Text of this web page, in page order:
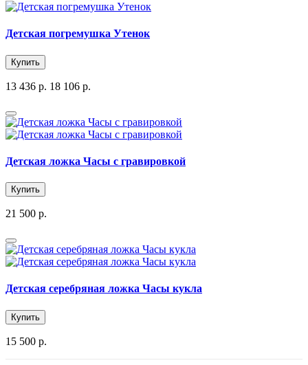
Детская погремушка Утенок
Купить
13 436 р. 18 106 р.
Детская ложка Часы с гравировкой
Купить
21 500 р.
Детская серебряная ложка Часы кукла
Купить
15 500 р.